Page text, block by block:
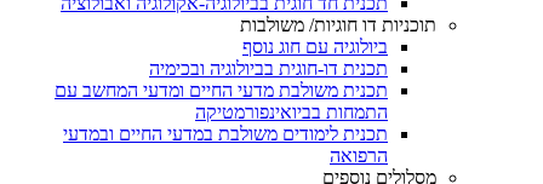
תוכניות דו חוגיות/ משולבות
ביולוגיה עם חוג נוסף
תכנית דו-חוגית בביולוגיה ובכימיה
תכנית משולבת מדעי החיים ומדעי המחשב עם
התמחות בביואינפורמטיקה
תכנית לימודים משולבת במדעי החיים ובמדעי
הרפואה
מסלולים נוספים